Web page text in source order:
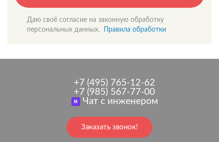
Даю своё согласие на законную обработку
персональных данных.
Правила обработки
+7 (495) 765-12-62
+7 (985) 567-77-00
M Чат с инженером
Заказать звонок!